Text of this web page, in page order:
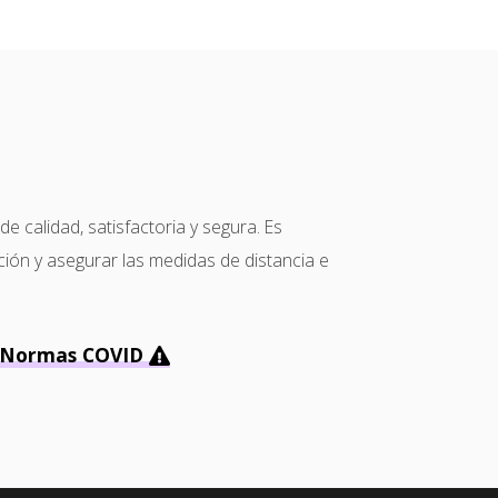
calidad, satisfactoria y segura. Es
y asegurar las medidas de distancia e
Normas COVID